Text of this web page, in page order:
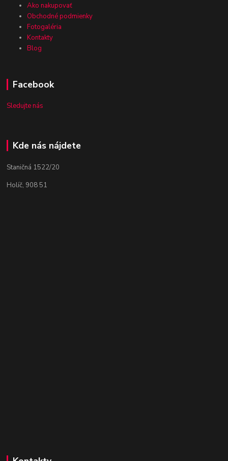
Ako nakupovať
Obchodné podmienky
Fotogaléria
Kontakty
Blog
Facebook
Sledujte nás
Kde nás nájdete
Staničná 1522/20
Holíč, 908 51